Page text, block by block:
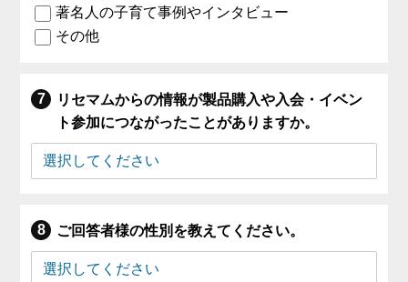
著名人の子育て事例やインタビュー
その他
リセマムからの情報が製品購入や入会・イベン
ト参加につながったことがありますか。
ご回答者様の性別を教えてください。